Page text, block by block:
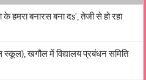
हमरा बनारस बना दs’, तेजी से हो रहा
स्कूल), खगौल में विद्यालय प्रबंधन समिति